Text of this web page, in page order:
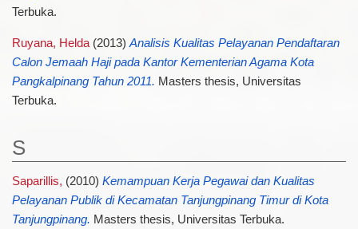
Terbuka.
Ruyana, Helda(2013) Analisis Kualitas Pelayanan Pendaftaran
Calon Jemaah Haji pada Kantor Kementerian Agama Kota
Pangkalpinang Tahun 2011. Masters thesis, Universitas
Terbuka.
S
Saparillis, (2010) Kemampuan Kerja Pegawai dan Kualitas
Pelayanan Publik di Kecamatan Tanjungpinang Timur di Kota
Tanjungpinang. Masters thesis, Universitas Terbuka.